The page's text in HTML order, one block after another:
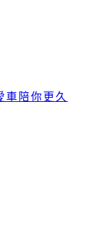
車陪你更久